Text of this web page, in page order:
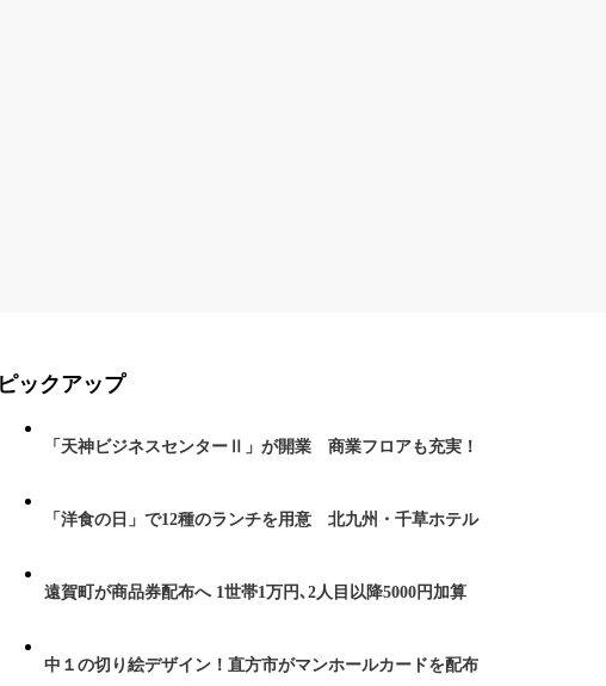
ピックアップ
「天神ビジネスセンターⅡ」が開業 商業フロアも充実！
「洋食の日」で12種のランチを用意 北九州・千草ホテル
遠賀町が商品券配布へ 1世帯1万円､2人目以降5000円加算
中１の切り絵デザイン！直方市がマンホールカードを配布